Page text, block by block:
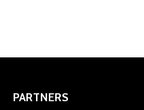
PARTNERS